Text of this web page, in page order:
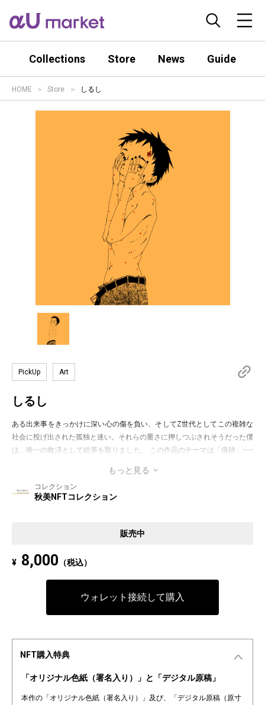
Collections Store News Guide
HOME Store しるし
PickUp Art
しるし
ある出来事をきっかけに深い心の傷を負い、そしてZ世代としてこの複雑な
社会に投げ出された孤独と迷い。それらの重さに押しつぶされそうだった僕
は、唯一の救済として絵筆を取りました。 この作品のテーマは「痕跡」——
覆い、指の隙間から絵の外の誰かを覗いています。これは、過去に経験した
傷つきに対する、一種の暴露であり、告白なのです。頭上にある傷は、過去
に受けた心の致命傷を象徴し、今も癒えることのない痛みを静かに伝えてい
もっと見る
コレクション
秋美NFTコレクション
販売中
¥ 8,000 （税込）
ウォレット接続して購入
NFT購入特典
「オリジナル色紙（署名入り）」と「デジタル原稿」
本作の「オリジナル色紙（署名入り）」及び、「デジタル原稿（原寸